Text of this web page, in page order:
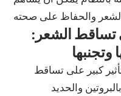
تساقط الشعر:
وتجنبها
كبير على تساقط
والحديد